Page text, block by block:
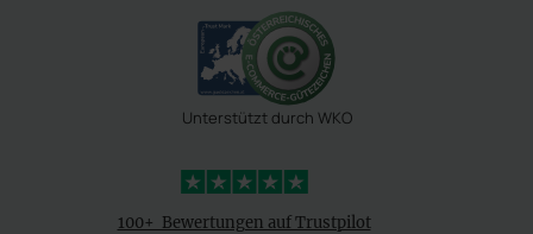
Unterstützt durch WKO
4,3 Sterne
100+ Bewertungen auf Trustpilot